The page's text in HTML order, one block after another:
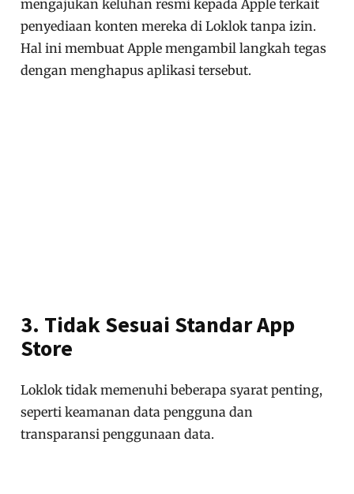
mengajukan keluhan resmi kepada Apple terkait
penyediaan konten mereka di Loklok tanpa izin.
Hal ini membuat Apple mengambil langkah tegas
dengan menghapus aplikasi tersebut.
3. Tidak Sesuai Standar App
Store
Loklok tidak memenuhi beberapa syarat penting,
seperti keamanan data pengguna dan
transparansi penggunaan data.